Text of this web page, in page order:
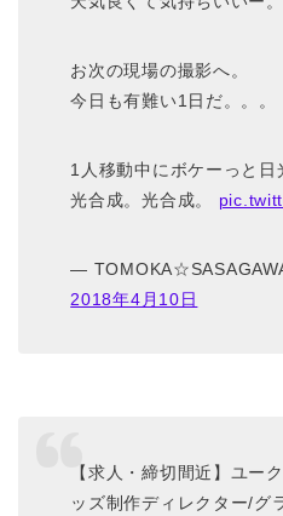
お次の現場の撮影へ。
今日も有難い1日だ。。。
1人移動中にボケーっと日
光合成。光合成。
—
2018年4月10日
【求人・締切間近】ユー
ッズ制作ディレクター/グ